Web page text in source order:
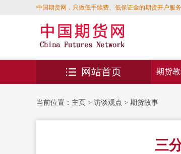
中国期货网，只做低手续费、低保证金的期货开户服务
期货
网站首页
当前位置： 主页 > 访谈观点 > 期货故事
三